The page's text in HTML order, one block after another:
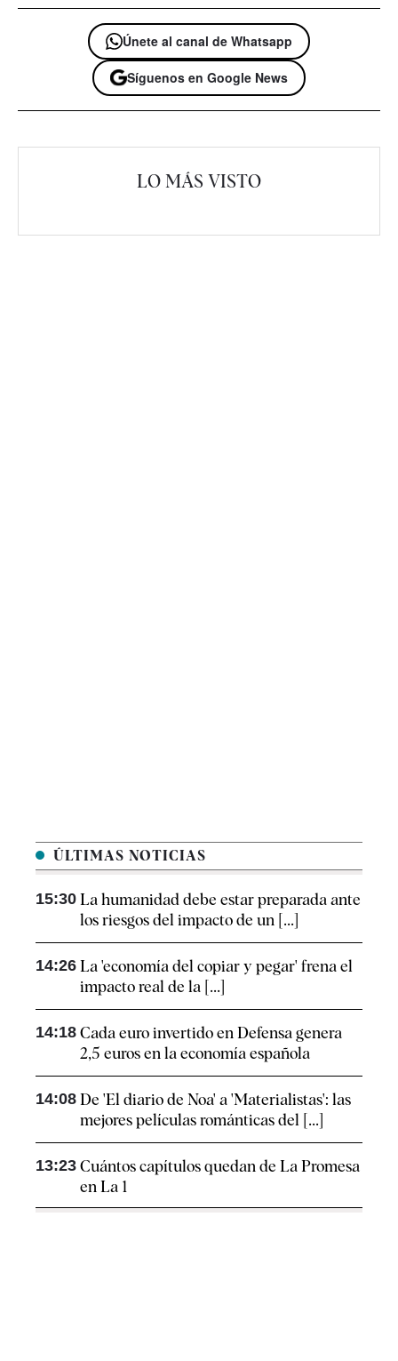
Únete al canal de Whatsapp
Síguenos en Google News
LO MÁS VISTO
ÚLTIMAS NOTICIAS
15:30 La humanidad debe estar preparada ante
los riesgos del impacto de un [...]
14:26 La 'economía del copiar y pegar' frena el
impacto real de la [...]
14:18 Cada euro invertido en Defensa genera
2,5 euros en la economía española
14:08 De 'El diario de Noa' a 'Materialistas': las
mejores películas románticas del [...]
13:23 Cuántos capítulos quedan de La Promesa
en La 1